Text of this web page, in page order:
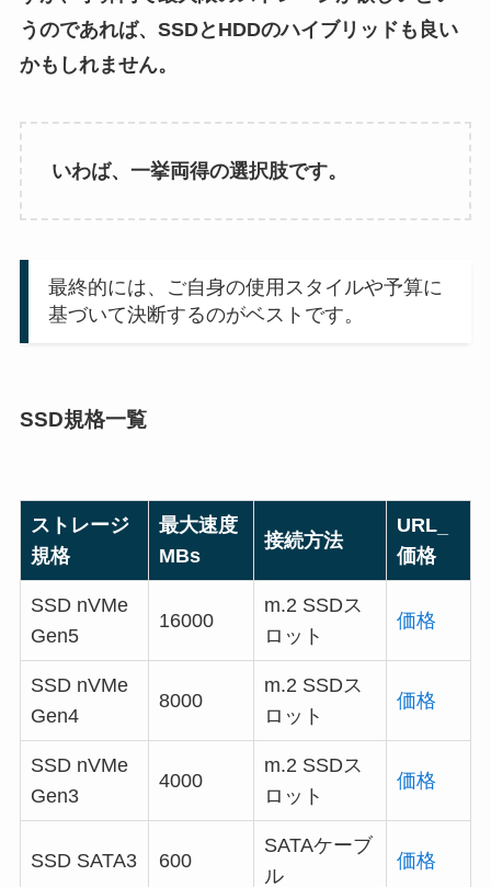
うのであれば、SSDとHDDのハイブリッドも良い
かもしれません。
いわば、一挙両得の選択肢です。
最終的には、ご自身の使用スタイルや予算に
基づいて決断するのがベストです。
SSD規格一覧
ストレージ
規格
最大速度
MBs
接続方法
URL_
価格
SSD nVMe
Gen5
16000
m.2 SSDス
ロット
価格
SSD nVMe
Gen4
8000
m.2 SSDス
ロット
価格
SSD nVMe
Gen3
4000
m.2 SSDス
ロット
価格
SSD SATA3 600
SATAケーブ
ル
価格